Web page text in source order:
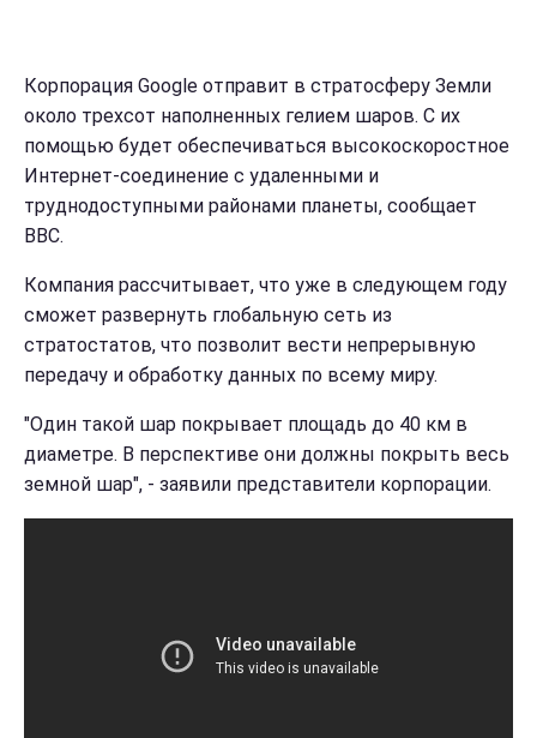
Корпорация Google отправит в стратосферу Земли
около трехсот наполненных гелием шаров. С их
помощью будет обеспечиваться высокоскоростное
Интернет-соединение с удаленными и
труднодоступными районами планеты, сообщает
BBC.
Компания рассчитывает, что уже в следующем году
сможет развернуть глобальную сеть из
стратостатов, что позволит вести непрерывную
передачу и обработку данных по всему миру.
"Один такой шар покрывает площадь до 40 км в
диаметре. В перспективе они должны покрыть весь
земной шар", - заявили представители корпорации.